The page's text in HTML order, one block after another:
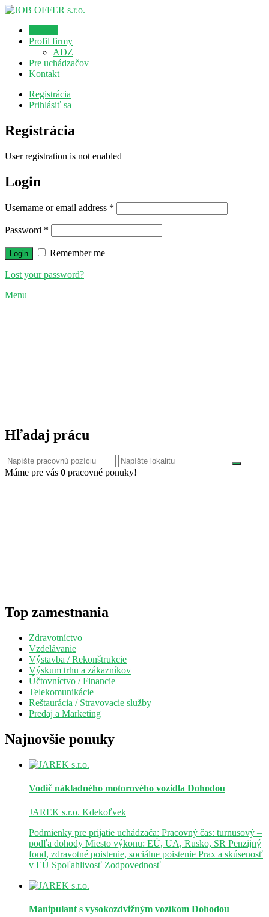
Profil firmy
ADZ
Pre uchádzačov
Kontakt
Registrácia
Prihlásiť sa
Registrácia
User registration is not enabled
Login
Username or email address *
Password *
Remember me
Lost your password?
Menu
Hľadaj prácu
Máme pre vás 0 pracovné ponuky!
Top zamestnania
Zdravotníctvo
Vzdelávanie
Výstavba / Rekonštrukcie
Výskum trhu a zákazníkov
Účtovníctvo / Financie
Telekomunikácie
Reštaurácia / Stravovacie služby
Predaj a Marketing
Najnovšie ponuky
Vodič nákladného motorového vozidla Dohodou
JAREK s.r.o. Kdekoľvek
Podmienky pre prijatie uchádzača: Pracovný čas: turnusový –
podľa dohody Miesto výkonu: EÚ, UA, Rusko, SR Penzijný
fond, zdravotné poistenie, sociálne poistenie Prax a skúsenosť
v EÚ Spoľahlivosť Zodpovednosť
Manipulant s vysokozdvižným vozíkom Dohodou